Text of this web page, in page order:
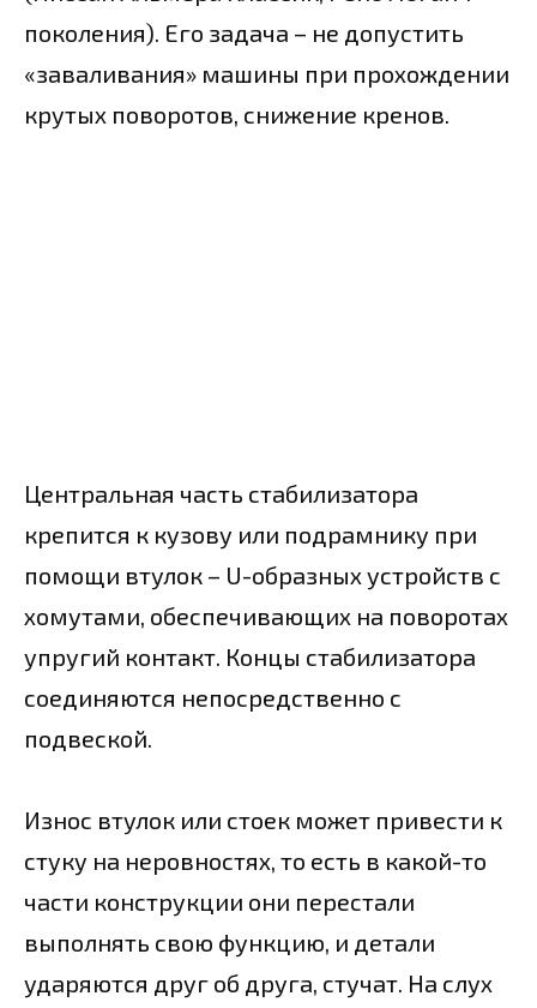
поколения). Его задача – не допустить
«заваливания» машины при прохождении
крутых поворотов, снижение кренов.
Центральная часть стабилизатора
крепится к кузову или подрамнику при
помощи втулок – U-образных устройств с
хомутами, обеспечивающих на поворотах
упругий контакт. Концы стабилизатора
соединяются непосредственно с
подвеской.
Износ втулок или стоек может привести к
стуку на неровностях, то есть в какой-то
части конструкции они перестали
выполнять свою функцию, и детали
ударяются друг об друга, стучат. На слух